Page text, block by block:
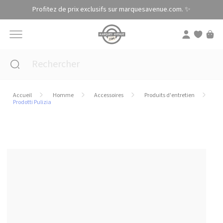
Profitez de prix exclusifs sur marquesavenue.com. ✨
Accueil Homme Accessoires
Produits d'entretien
Prodotti Pulizia
Panneau de gestion des cookies